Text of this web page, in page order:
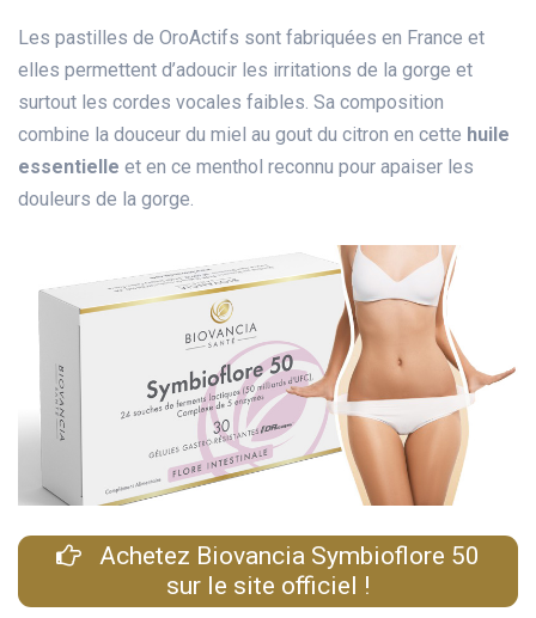
Les pastilles de OroActifs sont fabriquées en France et
elles permettent d’adoucir les irritations de la gorge et
surtout les cordes vocales faibles. Sa composition
combine la douceur du miel au gout du citron en cette huile
essentielle et en ce menthol reconnu pour apaiser les
douleurs de la gorge.
Achetez Biovancia Symbioflore 50
sur le site officiel !